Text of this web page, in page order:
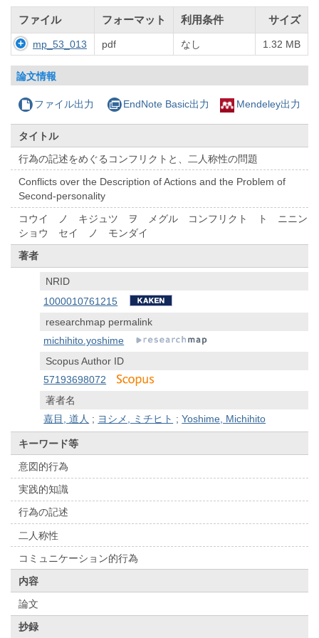
ファイル フォーマット 利用条件 サイズ
mp_53_013 pdf なし 1.32 MB
論文情報
ファイル出力 EndNote Basic出力 Mendeley出力
タイトル
行為の記述をめぐるコンフリクトと、二人称性の問題
Conflicts over the Description of Actions and the Problem of
Second-personality
コウイ ノ キジュツ ヲ メグル コンフリクト ト ニニン
ショウ セイ ノ モンダイ
著者
NRID
1000010761215
researchmap permalink
michihito.yoshime
Scopus Author ID
57193698072
著者名
嘉目, 道人 ; ヨシメ, ミチヒト ;Yoshime, Michihito
キーワード等
意図的行為
実践的知識
行為の記述
二人称性
コミュニケーション的行為
内容
論文
抄録